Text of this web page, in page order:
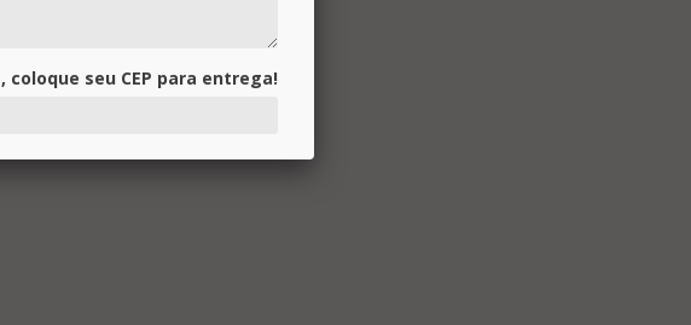
seu CEP para entrega!